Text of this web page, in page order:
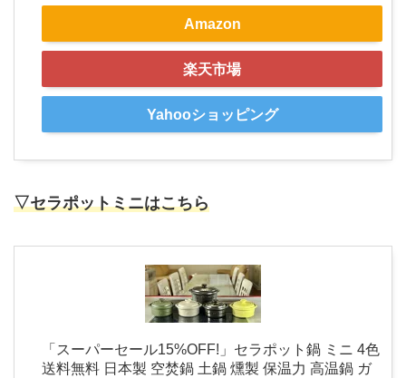
Amazon
楽天市場
Yahooショッピング
▽セラポットミニはこちら
「スーパーセール15%OFF!」セラポット鍋 ミニ 4色
送料無料 日本製 空焚鍋 土鍋 燻製 保温力 高温鍋 ガ